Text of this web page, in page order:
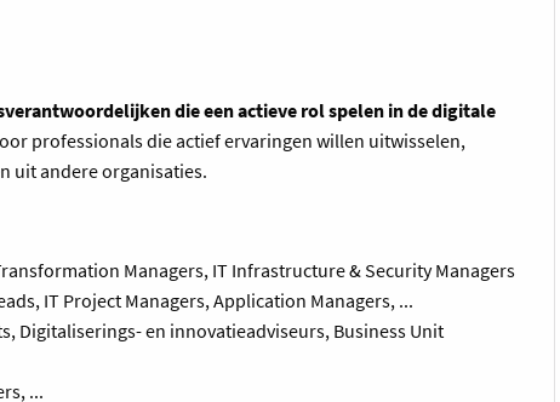
die een actieve rol spelen in de digitale
professionals die actief ervaringen willen uitwisselen,
uit andere organisaties.
Managers, IT Infrastructure & Security Managers
IT Project Managers, Application Managers, ...
Digitaliserings- en innovatieadviseurs, Business Unit
...